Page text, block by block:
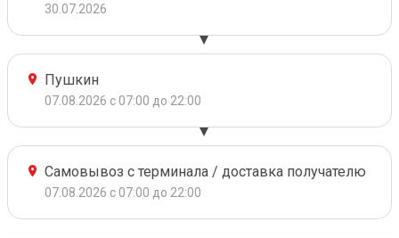
30.07.2026
Пушкин
07.08.2026 с 07:00 до 22:00
Самовывоз с терминала / доставка получателю
07.08.2026 с 07:00 до 22:00